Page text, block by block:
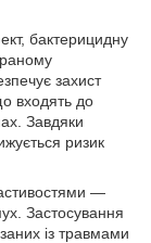
бактерицидну
захист
входять до
Завдяки
ризик
—
Застосування
із травмами